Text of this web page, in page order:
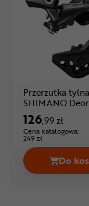
Deore
Przerzutka tylna
SHIMANO
M5120
126,99 zł
Cena katalogowa:
249 zł
Do